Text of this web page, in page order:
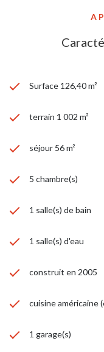
A
Surface 126,40 m²
terrain 1 002 m²
séjour 56 m²
5 chambre(s)
1 salle(s) de bain
1 salle(s) d'eau
construit en 2005
cuisine américaine
1 garage(s)